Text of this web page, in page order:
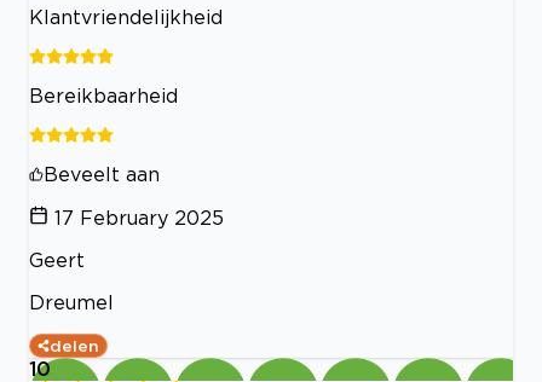
Klantvriendelijkheid
Bereikbaarheid
Beveelt aan
17 February 2025
Geert
Dreumel
delen
10